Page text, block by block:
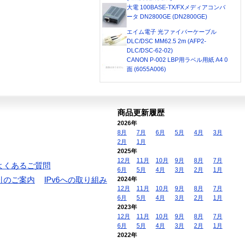
大電 100BASE-TX/FXメディアコンバ
ータ DN2800GE (DN2800GE)
エイム電子 光ファイバーケーブル
DLC/DSC MM62.5 2m (AFP2-
DLC/DSC-62-02)
CANON P-002 LBP用ラベル用紙 A4 0
面 (6055A006)
くあるご質問
のご案内
IPv6への取り組み
商品更新履歴
2026年
8月
7月 6月 5月 4月
3月
2月
1月
2025年
12月
11月 10月 9月 8月
7月
6月
5月 4月 3月 2月
1月
2024年
12月
11月 10月 9月 8月
7月
6月
5月 4月 3月 2月
1月
2023年
12月
11月 10月 9月 8月
7月
6月
5月 4月 3月 2月
1月
2022年